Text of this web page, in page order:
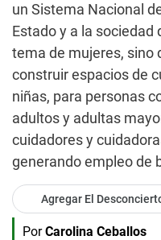
un Sistema Nacional
Estado y a la sociedad
tema de mujeres, sino
construir espacios de
niñas, para personas
adultos y adultas
cuidadores y
generando empleo de
Agregar El
Por Carolina Ceballos